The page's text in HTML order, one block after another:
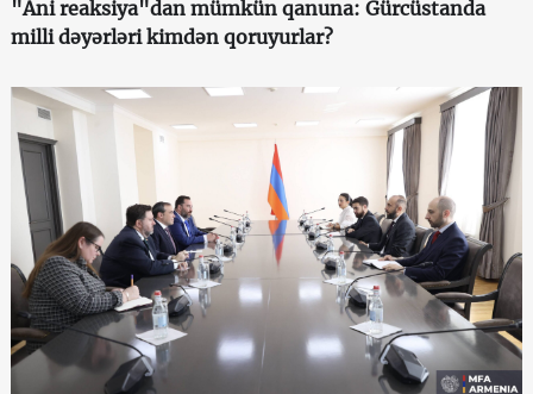
"Ani reaksiya"dan mümkün qanuna: Gürcüstanda
milli dəyərləri kimdən qoruyurlar?